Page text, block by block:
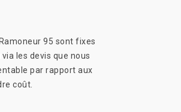
95 sont fixes
les devis que nous
par rapport aux
coût.